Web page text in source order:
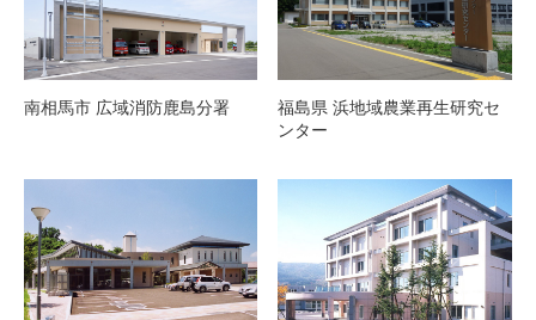
南相馬市 広域消防鹿島分署
福島県 浜地域農業再生研究セ
ンター